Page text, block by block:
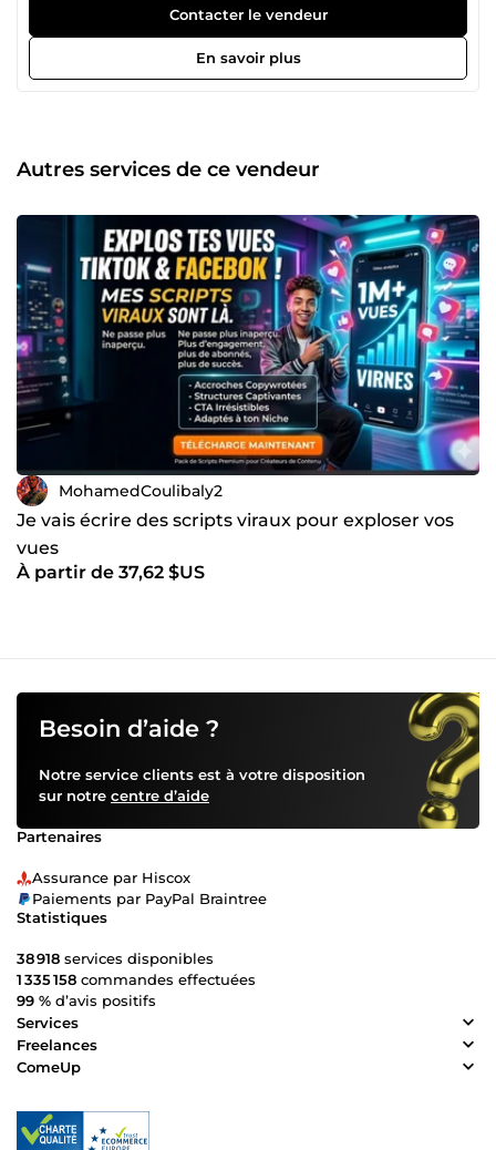
capter l'attention de votre audience dès la première
seconde. Ce que je vous propose : ​Logos originaux et
mémorables. ​Bannières et couvertures pour réseaux
sociaux. ​Visuels publicitaires optimisés pour le clic. ​
Contacter le vendeur
En savoir plus
Autres services de ce vendeur
MohamedCoulibaly2
Je vais écrire des scripts viraux pour exploser vos
vues
À partir de 37,62 $US
Besoin d’aide ?
Notre service clients est à votre disposition
sur notre centre d’aide
Partenaires
Assurance par Hiscox
Paiements par PayPal Braintree
Statistiques
38 918 services disponibles
1 335 158 commandes effectuées
99 % d’avis positifs
Services
Freelances
ComeUp